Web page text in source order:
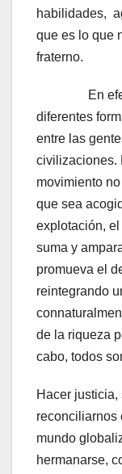
habilidades,
que es lo que
fraterno.
En efecto,
diferentes
entre las
civilizaciones.
movimiento
que sea
explotación,
suma y
promueva el
reintegrando
de la riqueza
cabo, todos
Hacer justicia,
reconciliarnos
mundo
hermanarse,